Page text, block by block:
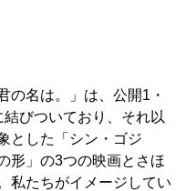
名は。」は、公開1・
びついており、それ以
とした「シン・ゴジ
形」の3つの映画とさほ
私たちがイメージしてい